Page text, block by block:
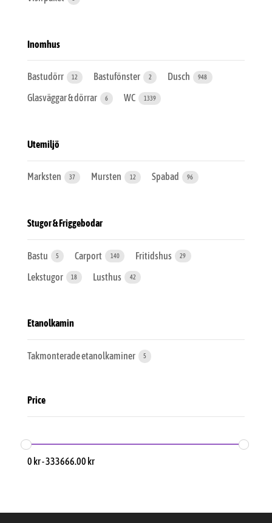
Inomhus
Bastudörr 12 Bastufönster 2 Dusch 948
Glasväggar & dörrar 6 WC 1339
Utemiljö
Marksten 37 Mursten 12 Spabad 96
Stugor & Friggebodar
Bastu 5 Carport 140 Fritidshus 29
Lekstugor 18 Lusthus 42
Etanolkamin
Takmonterade etanolkaminer 5
Price
0 kr-333666.00 kr